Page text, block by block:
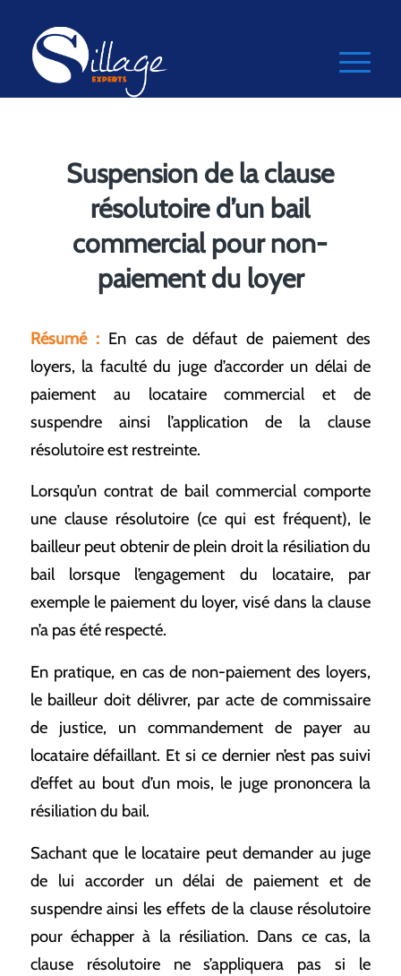
Suspension de la clause
résolutoire d’un bail
commercial pour non-
paiement du loyer
Résumé :En cas de défaut de paiement des
loyers, la faculté du juge d’accorder un délai de
paiement au locataire commercial et de
suspendre ainsi l’application de la clause
résolutoire est restreinte.
Lorsqu’un contrat de bail commercial comporte
une clause résolutoire (ce qui est fréquent), le
bailleur peut obtenir de plein droit la résiliation du
bail lorsque l’engagement du locataire, par
exemple le paiement du loyer, visé dans la clause
n’a pas été respecté.
En pratique, en cas de non-paiement des loyers,
le bailleur doit délivrer, par acte de commissaire
de justice, un commandement de payer au
locataire défaillant. Et si ce dernier n’est pas suivi
d’effet au bout d’un mois, le juge prononcera la
résiliation du bail.
Sachant que le locataire peut demander au juge
de lui accorder un délai de paiement et de
suspendre ainsi les effets de la clause résolutoire
pour échapper à la résiliation. Dans ce cas, la
clause résolutoire ne s’appliquera pas si le